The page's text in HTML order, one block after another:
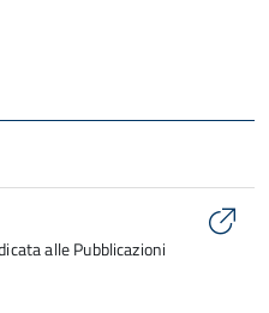
alle Pubblicazioni